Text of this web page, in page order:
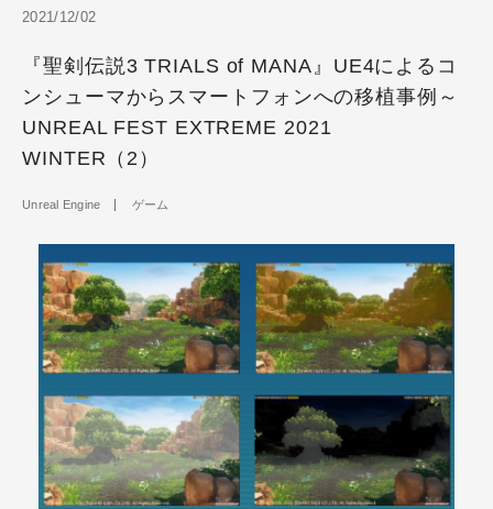
2021/12/02
『聖剣伝説3 TRIALS of MANA』UE4によるコ
ンシューマからスマートフォンへの移植事例～
UNREAL FEST EXTREME 2021
WINTER（2）
Unreal Engine ゲーム